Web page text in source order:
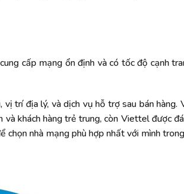
cấp mạng ổn định và có tốc độ cạnh
trí địa lý, và dịch vụ hỗ trợ sau bán hàng.
khách hàng trẻ trung, còn Viettel được
chọn nhà mạng phù hợp nhất với mình